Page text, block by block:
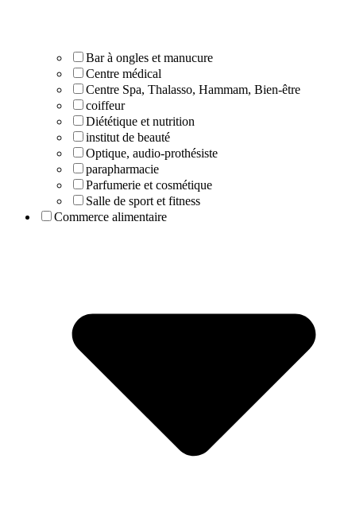
Bar à ongles et manucure
Centre médical
Centre Spa, Thalasso, Hammam, Bien-être
coiffeur
Diététique et nutrition
institut de beauté
Optique, audio-prothésiste
parapharmacie
Parfumerie et cosmétique
Salle de sport et fitness
Commerce alimentaire